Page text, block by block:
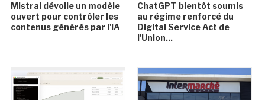
Mistral dévoile un modèle
ouvert pour contrôler les
contenus générés par l'IA
ChatGPT bientôt soumis
au régime renforcé du
Digital Service Act de
l'Union...